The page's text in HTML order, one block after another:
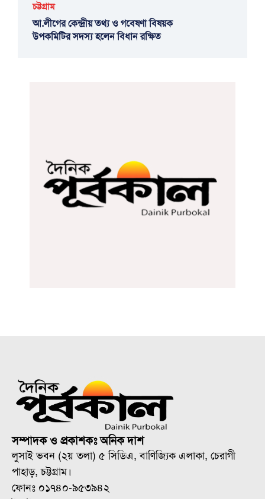
চট্টগ্রাম
আ.লীগের কেন্দ্রীয় তথ্য ও গবেষণা বিষয়ক
উপকমিটির সদস্য হলেন বিধান রক্ষিত
সম্পাদক ও প্রকাশকঃ অনিক দাশ
লুসাই ভবন (২য় তলা) ৫ সিডিএ, বাণিজ্যিক এলাকা, চেরাগী
পাহাড়, চট্টগ্রাম।
ফোনঃ ০১৭৪০-৯৫৩৯৪২